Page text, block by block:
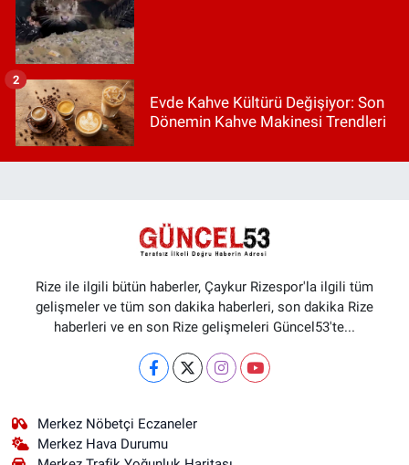
Evde Kahve Kültürü Değişiyor: Son
Dönemin Kahve Makinesi Trendleri
2
Rize ile ilgili bütün haberler, Çaykur Rizespor'la ilgili tüm
gelişmeler ve tüm son dakika haberleri, son dakika Rize
haberleri ve en son Rize gelişmeleri Güncel53'te...
Merkez Nöbetçi Eczaneler
Merkez Hava Durumu